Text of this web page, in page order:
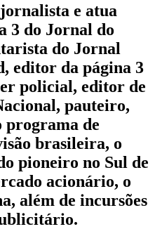
e atua
3 do Jornal do
do Jornal
editor da página 3
policial, editor de
pauteiro,
de
brasileira, o
pioneiro no Sul de
acionário, o
além de incursões